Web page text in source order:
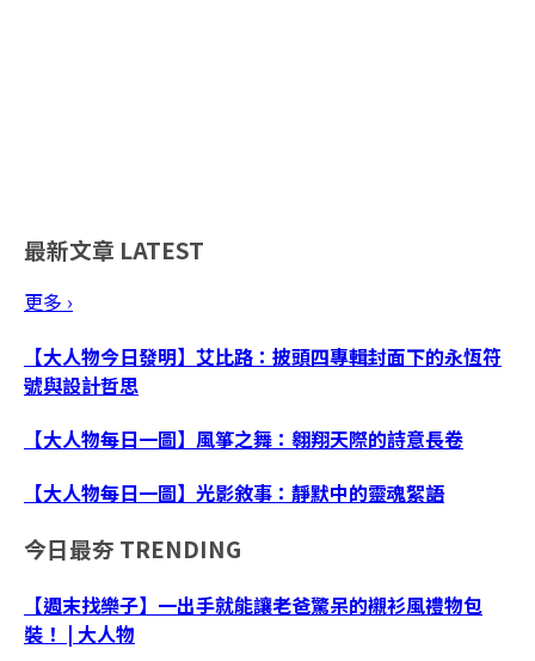
最新文章 LATEST
更多 ›
【大人物今日發明】艾比路：披頭四專輯封面下的永恆符
號與設計哲思
【大人物每日一圖】風箏之舞：翱翔天際的詩意長卷
【大人物每日一圖】光影敘事：靜默中的靈魂絮語
今日最夯 TRENDING
【週末找樂子】一出手就能讓老爸驚呆的襯衫風禮物包
裝！ | 大人物